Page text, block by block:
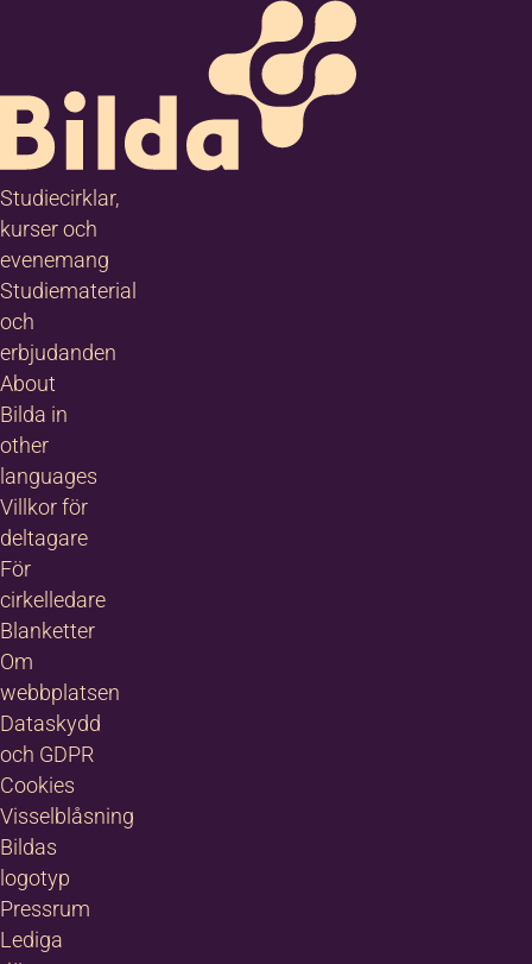
Studiecirklar,
kurser och
evenemang
Studiematerial
och
erbjudanden
About
Bilda in
other
languages
Villkor för
deltagare
För
cirkelledare
Blanketter
Om
webbplatsen
Dataskydd
och GDPR
Cookies
Visselblåsning
Bildas
logotyp
Pressrum
Lediga